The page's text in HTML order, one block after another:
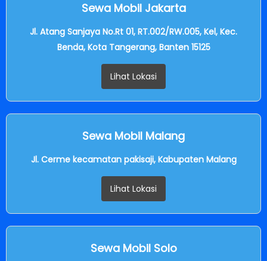
Sewa Mobil Jakarta
Jl. Atang Sanjaya No.Rt 01, RT.002/RW.005, Kel, Kec.
Benda, Kota Tangerang, Banten 15125
Lihat Lokasi
Sewa Mobil Malang
Jl. Cerme kecamatan pakisaji, Kabupaten Malang
Lihat Lokasi
Sewa Mobil Solo